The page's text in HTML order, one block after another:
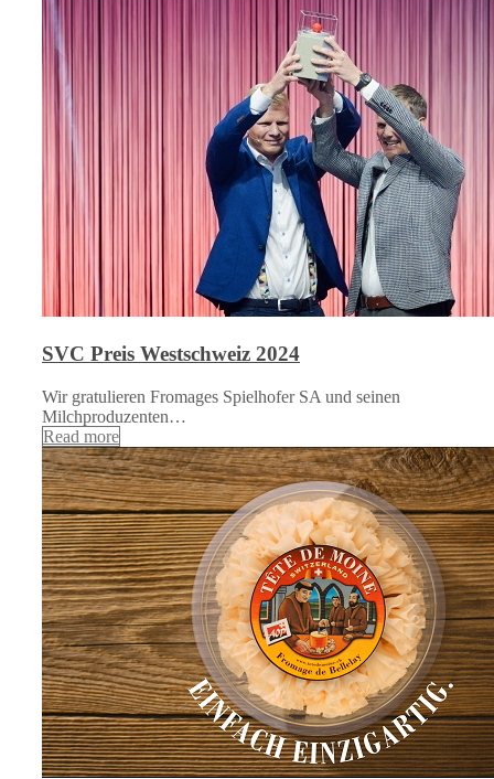
SVC Preis Westschweiz 2024
Wir gratulieren Fromages Spielhofer SA und seinen
Milchproduzenten…
Read more